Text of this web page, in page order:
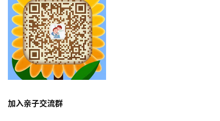
加入亲子交流群